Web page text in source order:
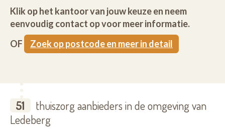
Klik op het kantoor van jouw keuze en neem
eenvoudig contact op voor meer informatie.
OF
Zoek op postcode en meer in detail
51
thuiszorg aanbieders in de omgeving van
Ledeberg